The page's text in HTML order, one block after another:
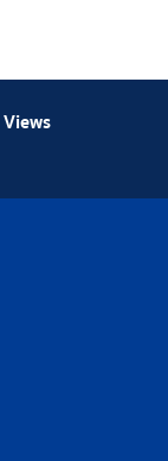
Views